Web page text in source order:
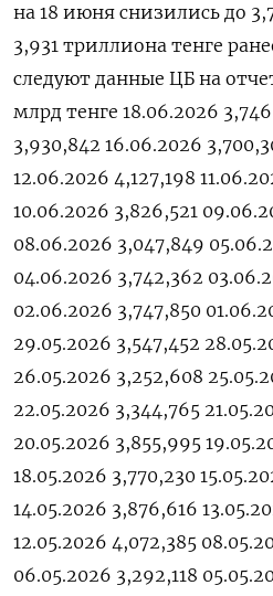
на 18 ‌июня ​снизились до
3,931 ‌триллиона тенге
следуют ​данные ⁠ЦБ на
млрд ​тенге 18.06.2026
3,930,842 16.06.2026
12.06.2026 4,127,198
10.06.2026 3,826,521
08.06.2026 3,047,849
04.06.2026 3,742,362
02.06.2026 3,747,850
29.05.2026 3,547,452
26.05.2026 3,252,608
22.05.2026 3,344,765
20.05.2026 3,855,995
18.05.2026 3,770,230
14.05.2026 3,876,616
12.05.2026 4,072,385
06.05.2026 3,292,118